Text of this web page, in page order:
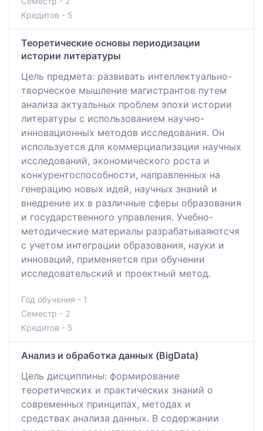
Кредитов - 5
Теоретические основы периодизации
истории литературы
Цель предмета: развивать интеллектуально-
творческое мышление магистрантов путем
анализа актуальных проблем эпохи истории
литературы с использованием научно-
инновационных методов исследования. Он
используется для коммерциализации научных
исследований, экономического роста и
конкурентоспособности, направленных на
генерацию новых идей, научных знаний и
внедрение их в различные сферы образования
и государственного управления. Учебно-
методические материалы разрабатываяютсчя
с учетом интеграции образования, науки и
инноваций, применяется при обучении
исследовательский и проектный метод.
Год обучения - 1
Семестр - 2
Кредитов - 5
Анализ и обработка данных (BigData)
Цель дисциплины: формирование
теоретических и практических знаний о
современных принципах, методах и
средствах анализа данных. В содержании